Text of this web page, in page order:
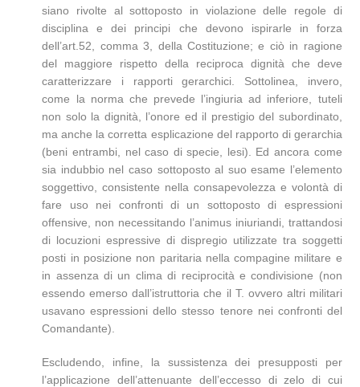
siano rivolte al sottoposto in violazione delle regole di
disciplina e dei principi che devono ispirarle in forza
dell’art.52, comma 3, della Costituzione; e ciò in ragione
del maggiore rispetto della reciproca dignità che deve
caratterizzare i rapporti gerarchici. Sottolinea, invero,
come la norma che prevede l’ingiuria ad inferiore, tuteli
non solo la dignità, l’onore ed il prestigio del subordinato,
ma anche la corretta esplicazione del rapporto di gerarchia
(beni entrambi, nel caso di specie, lesi). Ed ancora come
sia indubbio nel caso sottoposto al suo esame l’elemento
soggettivo, consistente nella consapevolezza e volontà di
fare uso nei confronti di un sottoposto di espressioni
offensive, non necessitando l’animus iniuriandi, trattandosi
di locuzioni espressive di dispregio utilizzate tra soggetti
posti in posizione non paritaria nella compagine militare e
in assenza di un clima di reciprocità e condivisione (non
essendo emerso dall’istruttoria che il T. ovvero altri militari
usavano espressioni dello stesso tenore nei confronti del
Comandante).
Escludendo, infine, la sussistenza dei presupposti per
l’applicazione dell’attenuante dell’eccesso di zelo di cui